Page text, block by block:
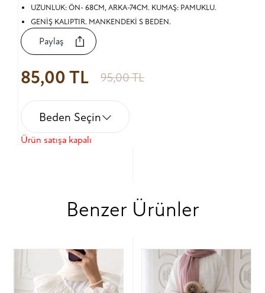
UZUNLUK: ÖN- 68CM, ARKA-74CM. KUMAŞ: PAMUKLU.
GENİŞ KALIPTIR. MANKENDEKİ S BEDEN.
Paylaş
85,00 TL 95,00 TL
Beden Seçin
Ürün satışa kapalı
Benzer Ürünler